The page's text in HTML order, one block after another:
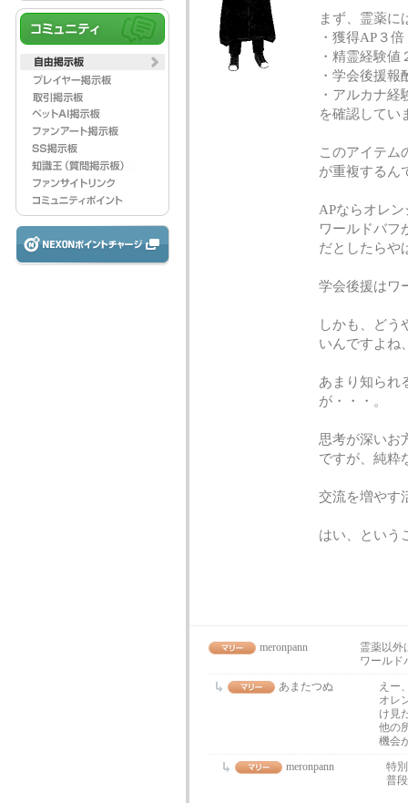
まず、霊薬に
・獲得AP３倍
・精霊経験値
・学会後援報
・アルカナ経
を確認してい
このアイテム
が重複するん
APならオレ
ワールドバフ
だとしたらや
学会後援はワ
しかも、どう
いんですよね
あまり知られ
が・・・。
思考が深いお
ですが、純粋
交流を増やす
はい、という
meronpann
霊薬以外
ワールド
あまたつぬ
えー
オレ
け見
他の
機会
meronpann
特
普